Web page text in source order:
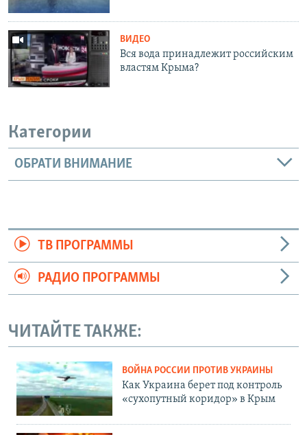
ВИДЕО
Вся вода принадлежит российским
властям Крыма?
Категории
ОБРАТИ ВНИМАНИЕ
ТВ ПРОГРАММЫ
РАДИО ПРОГРАММЫ
ЧИТАЙТЕ ТАКЖЕ:
ВОЙНА РОССИИ ПРОТИВ УКРАИНЫ
Как Украина берет под контроль
«сухопутный коридор» в Крым